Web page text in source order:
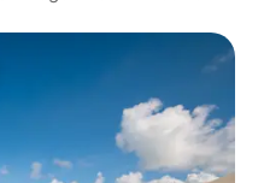
appréciés